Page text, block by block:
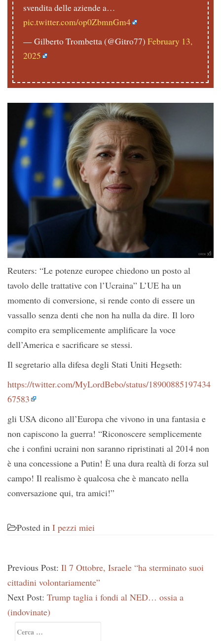
svendita delle aziende a…
pic.twitter.com/op0ZbmnGm4
— Gilberto Trombetta (@Gitro77) February 13,
2025
Reuters: “Le potenze europee chiedono un posto al
tavolo delle trattative con l’Ucraina” L’UE ha un
momento di conversione, si rende conto di essere un
vassallo senza denti che non ha nulla da dire. Il loro
compito era semplicemente amplificare la voce
dell’America e sacrificare se stessi.
Il segretario alla difesa degli Stati Uniti Hegseth:
https://twitter.com/MyLordBebo/status/18900885197434
67583
gli USA dicono all’Europa che vivono in una fantasia e
non capiscono la guerra! “Riconoscere semplicemente
che i confini ucraini non saranno ripristinati al 2014 non
è una concessione a Putin! È una dura realtà di forza sul
campo! Il realismo è qualcosa che è mancato nella
conversazione qui, tra amici!”
Posted in I pezzi miei
Previous Post: Il 7 Ottobre, Israele “ha sterminato suoi
cittadini volontariamente”
Next Post: Trump taglia i fondi al NED… ossia a
(indovinate)
Sidebar
per: